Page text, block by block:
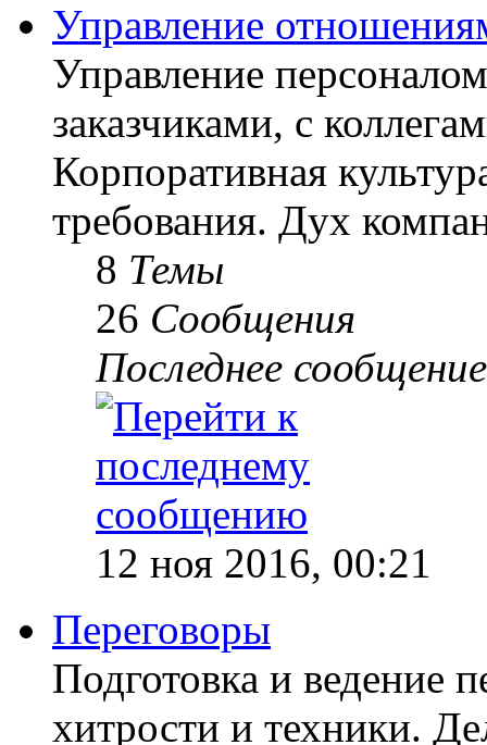
Управление
Управление
заказчиками, с
Корпоративная
требования. Дух
8 Темы
26 Сообщения
Последнее сообщение
12 ноя 2016, 00:21
Переговоры
Подготовка и ведение
хитрости и техники.